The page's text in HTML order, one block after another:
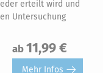
erteilt wird und
Untersuchung
ab 11,99 €
Mehr Infos